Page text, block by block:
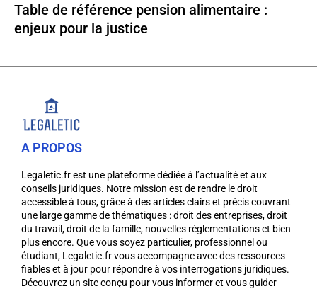
Table de référence pension alimentaire :
enjeux pour la justice
A PROPOS
Legaletic.fr est une plateforme dédiée à l’actualité et aux
conseils juridiques. Notre mission est de rendre le droit
accessible à tous, grâce à des articles clairs et précis couvrant
une large gamme de thématiques : droit des entreprises, droit
du travail, droit de la famille, nouvelles réglementations et bien
plus encore. Que vous soyez particulier, professionnel ou
étudiant, Legaletic.fr vous accompagne avec des ressources
fiables et à jour pour répondre à vos interrogations juridiques.
Découvrez un site conçu pour vous informer et vous guider